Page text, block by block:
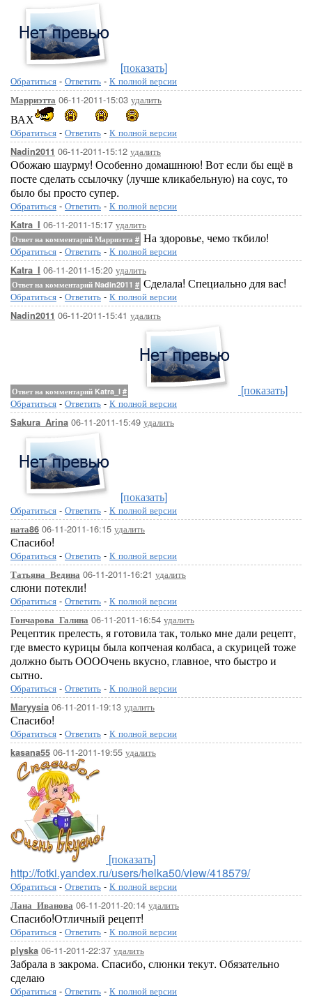
[показать]
Обратиться - Ответить - К полной версии
Марриэтта 06-11-2011-15:03 удалить
ВАХ
Обратиться - Ответить - К полной версии
Nadin2011 06-11-2011-15:12 удалить
Обожаю шаурму! Особенно домашнюю! Вот если бы ещё в
посте сделать ссылочку (лучше кликабельную) на соус, то
было бы просто супер.
Обратиться - Ответить - К полной версии
Katra_I 06-11-2011-15:17 удалить
Ответ на комментарий Марриэтта # На здоровье, чемо ткбило!
Обратиться - Ответить - К полной версии
Katra_I 06-11-2011-15:20 удалить
Ответ на комментарий Nadin2011 # Сделала! Специально для вас!
Обратиться - Ответить - К полной версии
Nadin2011 06-11-2011-15:41 удалить
Ответ на комментарий Katra_I # [показать]
Обратиться - Ответить - К полной версии
Sakura_Arina 06-11-2011-15:49 удалить
[показать]
Обратиться - Ответить - К полной версии
ната86 06-11-2011-16:15 удалить
Спасибо!
Обратиться - Ответить - К полной версии
Татьяна_Ведина 06-11-2011-16:21 удалить
слюни потекли!
Обратиться - Ответить - К полной версии
Гончарова_Галина 06-11-2011-16:54 удалить
Рецептик прелесть, я готовила так, только мне дали рецепт,
где вместо курицы была копченая колбаса, а скурицей тоже
должно быть ООООчень вкусно, главное, что быстро и
сытно.
Обратиться - Ответить - К полной версии
Maryysia 06-11-2011-19:13 удалить
Спасибо!
Обратиться - Ответить - К полной версии
kasana55 06-11-2011-19:55 удалить
[показать]
http://fotki.yandex.ru/users/helka50/view/418579/
Обратиться - Ответить - К полной версии
Лана_Иванова 06-11-2011-20:14 удалить
Спасибо!Отличный рецепт!
Обратиться - Ответить - К полной версии
plyska 06-11-2011-22:37 удалить
Забрала в закрома. Спасибо, слюнки текут. Обязательно
сделаю
Обратиться - Ответить - К полной версии